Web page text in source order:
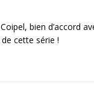
bien d’accord
cette série !